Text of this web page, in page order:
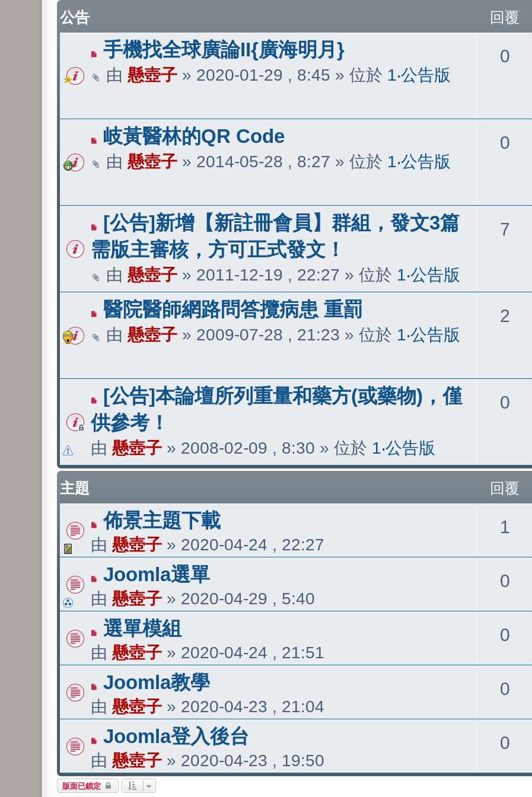
公告 回覆
手機找全球廣論II{廣海明月}
由 懸壺子 » 2020-01-29 , 8:45 » 位於 1‧公告版
0回
岐黃醫林的QR Code
由 懸壺子 » 2014-05-28 , 8:27 » 位於 1‧公告版
0回
[公告]新增【新註冊會員】群組，發文3篇
需版主審核，方可正式發文！
由 懸壺子 » 2011-12-19 , 22:27 » 位於 1‧公告版
7回
醫院醫師網路問答攬病患 重罰
由 懸壺子 » 2009-07-28 , 21:23 » 位於 1‧公告版
2
[公告]本論壇所列重量和藥方(或藥物)，僅
供參考！
由 懸壺子 » 2008-02-09 , 8:30 » 位於 1‧公告版
0回
主題 回覆
佈景主題下載
由 懸壺子 » 2020-04-24 , 22:27
1
Joomla選單
由 懸壺子 » 2020-04-29 , 5:40
0回
選單模組
由 懸壺子 » 2020-04-24 , 21:51
0回
Joomla教學
由 懸壺子 » 2020-04-23 , 21:04
0回
Joomla登入後台
由 懸壺子 » 2020-04-23 , 19:50
0回
覆
版面已鎖定